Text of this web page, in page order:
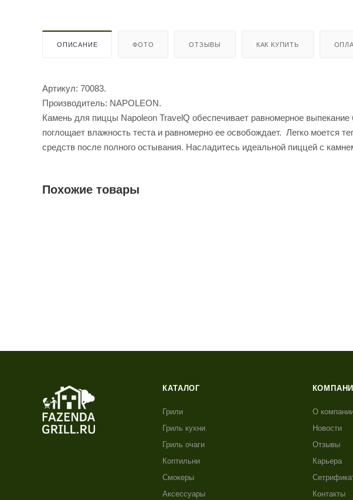
ОПИСАНИЕ ФОТО ОТЗЫВЫ КАК КУПИТЬ
Артикул: 70083.
Производитель: NAPOLEON.
Камень для пиццы Napoleon TravelQ обеспечивает равномерное выпекание
поглощает влажность теста и равномерно ее освобождает. Легко моется
средств после полного остывания. Насладитесь идеальной пиццей с
Похожие товары
КАТАЛОГ
Грили
Гриль кухни
Гриль очаги
Коптильни
Смокеры
Аксессуары
О
Новости
Отзывы
Карьера
Контакты